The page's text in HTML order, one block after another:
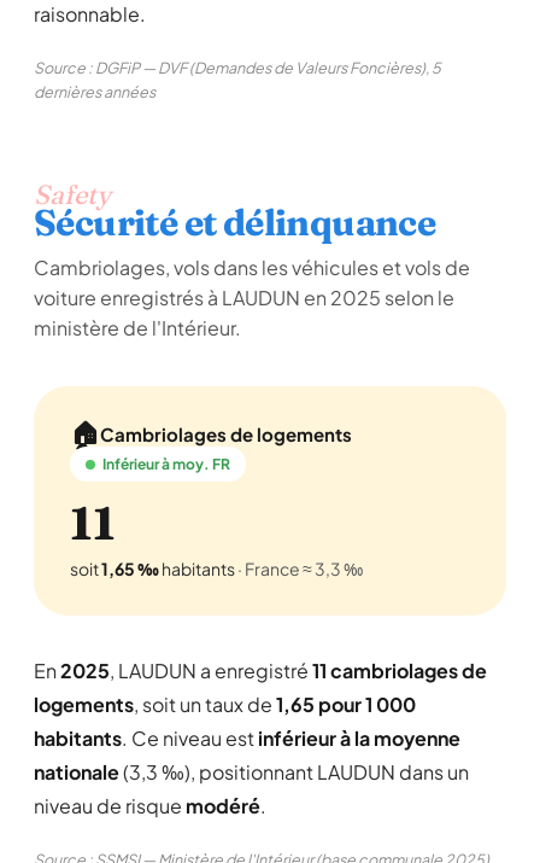
raisonnable.
Source : DGFiP — DVF (Demandes de Valeurs Foncières), 5
dernières années
Safety
Sécurité et délinquance
Cambriolages, vols dans les véhicules et vols de
voiture enregistrés à LAUDUN en 2025 selon le
ministère de l'Intérieur.
🏠Cambriolages de logements
Inférieur à moy. FR
11
soit1,65 ‰habitants· France ≈ 3,3 ‰
En2025, LAUDUN a enregistré11 cambriolages de
logements, soit un taux de1,65 pour 1 000
habitants. Ce niveau estinférieur à la moyenne
nationale(3,3 ‰), positionnant LAUDUN dans un
niveau de risque modéré.